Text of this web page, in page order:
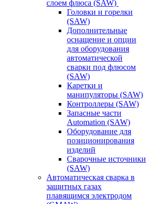
слоем флюса (SAW)
Головки и горелки
(SAW)
Дополнительные
оснащение и опции
для оборудования
автоматической
сварки под флюсом
(SAW)
Каретки и
манипуляторы (SAW)
Контроллеры (SAW)
Запасные части
Automation (SAW)
Оборудование для
позиционирования
изделий
Сварочные источники
(SAW)
Автоматическая сварка в
защитных газах
плавящимся электродом